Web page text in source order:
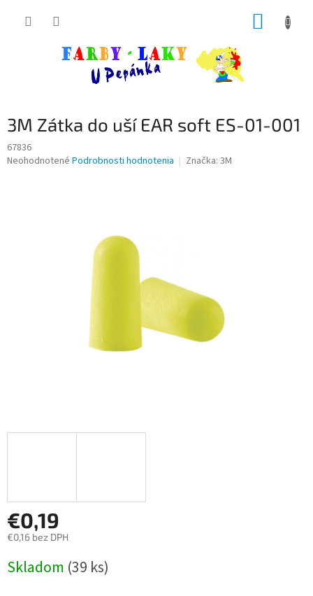
3M Zátka do uší EAR soft ES-01-001
67836
Priemerné
Neohodnotené Podrobnosti hodnotenia Značka: 3M
€0,19
€0,16 bez DPH
cena:
Skladom (39 ks)